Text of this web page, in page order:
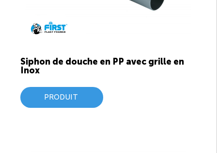
Siphon de douche en PP avec grille en
Inox
PRODUIT